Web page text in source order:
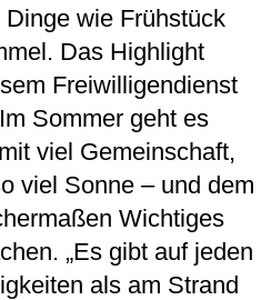
wie Frühstück
Das Highlight
Freiwilligendienst
Sommer geht es
viel Gemeinschaft,
viel Sonne – und dem
Wichtiges
„Es gibt auf jeden
als am Strand